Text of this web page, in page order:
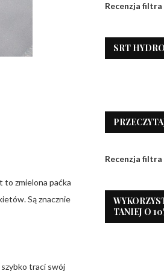
to zmielona paćka
Są znacznie
traci swój
Recenzja
SRT
Recenzja
TANIEJ O